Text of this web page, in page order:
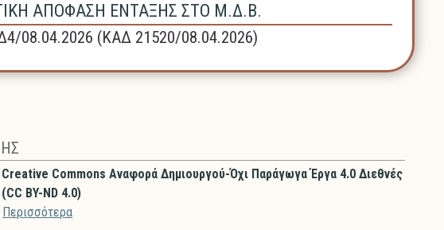
ΑΠΟΦΑΣΗ ΕΝΤΑΞΗΣ ΣΤΟ Μ.Δ.Β.
08.04.2026 (ΚΑΔ 21520/08.04.2026)
Creative Commons Αναφορά Δημιουργού-Όχι Παράγωγα Έργα 4.0 Διεθνές
(CC BY-ND 4.0)
Περισσότερα